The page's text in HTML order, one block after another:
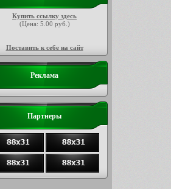
Купить ссылку здесь
(Цена: 5.00 руб.)
Поставить к себе на сайт
Реклама
Партнеры